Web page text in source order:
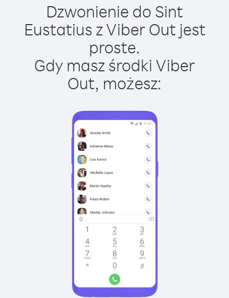
Dzwonienie do Sint
Eustatius z Viber Out jest
proste.
Gdy masz środki Viber
Out, możesz: